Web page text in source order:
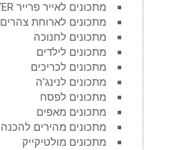
מתכונים לאייר פרייר AIR FRYER
מתכונים לארוחת צהרים
מתכונים לחנוכה
מתכונים לילדים
מתכונים לכריכים
מתכונים לנינג'ה
מתכונים לפסח
מתכונים מאפים
מתכונים מהירים להכנה
מתכונים מולטיקייק